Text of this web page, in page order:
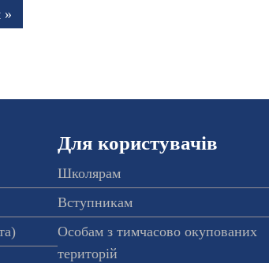
»
Для користувачів
Школярам
Вступникам
Особам з тимчасово окупованих
територій